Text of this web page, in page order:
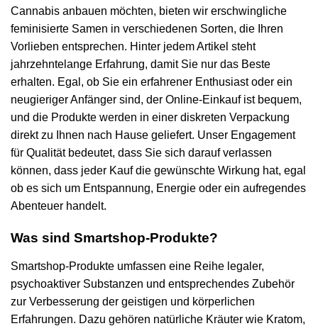
Cannabis anbauen möchten, bieten wir erschwingliche
feminisierte Samen in verschiedenen Sorten, die Ihren
Vorlieben entsprechen. Hinter jedem Artikel steht
jahrzehntelange Erfahrung, damit Sie nur das Beste
erhalten. Egal, ob Sie ein erfahrener Enthusiast oder ein
neugieriger Anfänger sind, der Online-Einkauf ist bequem,
und die Produkte werden in einer diskreten Verpackung
direkt zu Ihnen nach Hause geliefert. Unser Engagement
für Qualität bedeutet, dass Sie sich darauf verlassen
können, dass jeder Kauf die gewünschte Wirkung hat, egal
ob es sich um Entspannung, Energie oder ein aufregendes
Abenteuer handelt.
Was sind Smartshop-Produkte?
Smartshop-Produkte umfassen eine Reihe legaler,
psychoaktiver Substanzen und entsprechendes Zubehör
zur Verbesserung der geistigen und körperlichen
Erfahrungen. Dazu gehören natürliche Kräuter wie Kratom,